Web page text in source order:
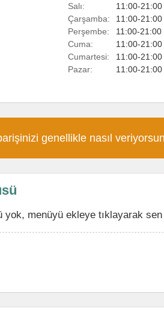
Salı:
11:00-21:00
Çarşamba:
11:00-21:00
Perşembe:
11:00-21:00
Cuma:
11:00-21:00
Cumartesi:
11:00-21:00
Pazar:
11:00-21:00
genellikle nasıl
yok, menüyü ekleye tıklayarak